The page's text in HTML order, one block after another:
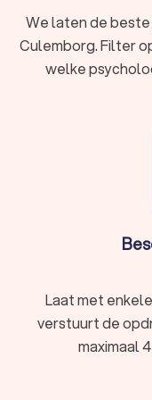
Een psycholoog in
en helpt je weer in
Een psycholoog helpt
zoals angst, stress,
middel van
van de specialisatie
behandelmethoden
Soorten
Er zijn verschillende
gespecialiseerd in
veelvoorkomende
Klinisch
We laten de
Culemborg. Filter
welke
Laat met
verstuurt de
maximaal